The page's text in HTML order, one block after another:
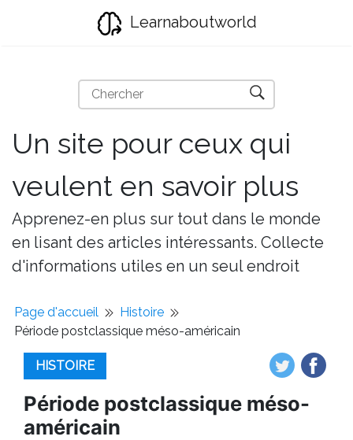
Learnaboutworld
Un site pour ceux qui
veulent en savoir plus
Apprenez-en plus sur tout dans le monde
en lisant des articles intéressants. Collecte
d'informations utiles en un seul endroit
Page d'accueil
Histoire
Période postclassique méso-américain
HISTOIRE
Période postclassique méso-
américain